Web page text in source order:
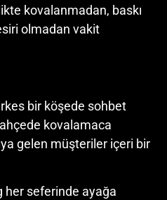
kovalanmadan, baskı
olmadan vakit
bir köşede sohbet
kovalamaca
gelen müşteriler içeri bir
her seferinde ayağa